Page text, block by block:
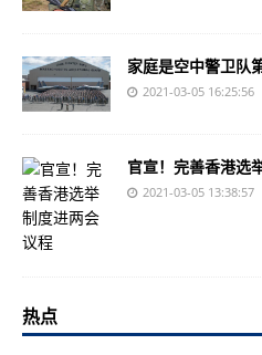
家庭是空中警卫队
2021-03-05 16:25:56
官宣！完善香港选
2021-03-05 13:38:57
热点